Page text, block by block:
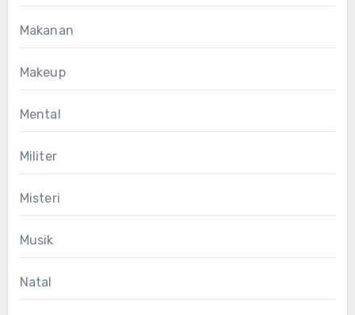
Makanan
Makeup
Mental
Militer
Misteri
Musik
Natal